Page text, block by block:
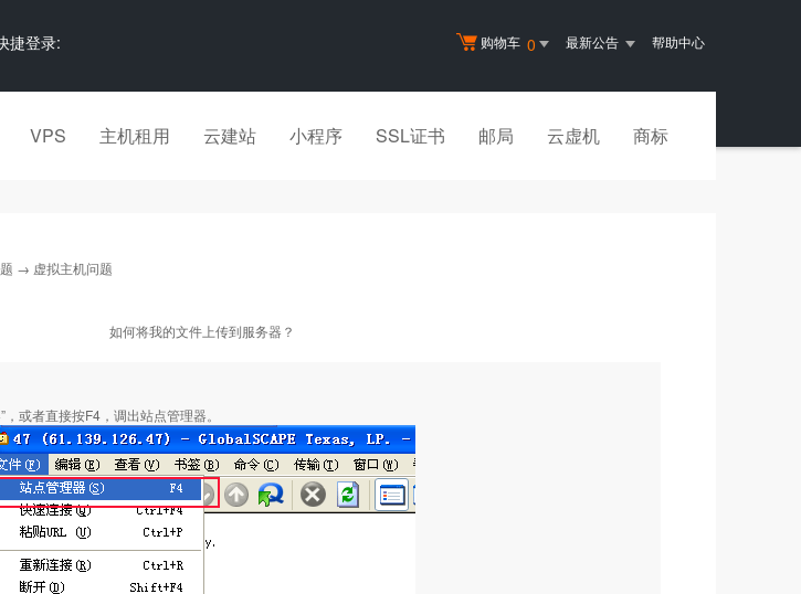
购物车 0 最新公告 帮助中心
捷登录:
VPS 主机租用 云建站 小程序 SSL证书 邮局 云虚机 商标
→ 虚拟主机问题
如何将我的文件上传到服务器？
或者直接按F4，调出站点管理器。